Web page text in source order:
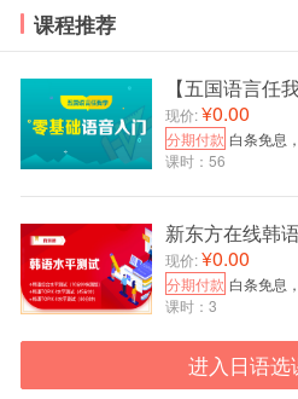
相关阅读推荐：
"服装业"用日语怎么翻译？用
"头等舱"用日语怎么翻译？用
"供应链"用日语怎么翻译？用日
课程推荐
【五国语言任
现价:¥0.00
分期付款 白条免息
课时：56
新东方在线韩
现价:¥0.00
分期付款 白条免息
课时：3
进入日语选